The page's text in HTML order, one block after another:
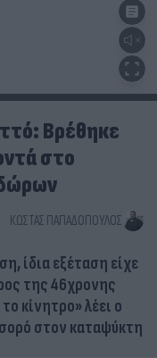
Βρέθηκε
στο
ΚΏΣΤΑΣ ΠΑΠΑΔΌΠΟΥΛΟΣ
ίδια εξέταση είχε
της 46χρονης
κίνητρο» λέει ο
στον καταψύκτη